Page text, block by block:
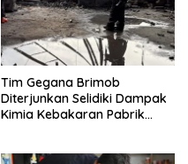
Tim Gegana Brimob
Diterjunkan Selidiki Dampak
Kimia Kebakaran Pabrik